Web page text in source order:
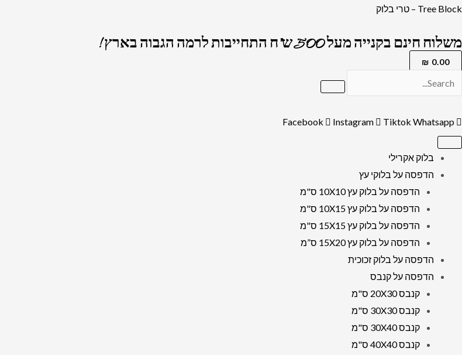
דילוג
Tree Block – טרי בלוק
משלוח חינם בקנייה מעל 500 ש"ח התחייבות לרמה הגבוה בארץ !
0.00
₪
Facebook Instagram Tiktok Whatsapp
בלוק אקרילי
הדפסה על בלוקי עץ
הדפסה על בלוק עץ 10X10 ס"מ
הדפסה על בלוק עץ 10X15 ס"מ
הדפסה על בלוק עץ 15X15 ס"מ
הדפסה על בלוק עץ 15X20 ס”מ
הדפסה על בלוק זכוכית
הדפסה על קנבס
קנבס 20X30 ס"מ
קנבס 30X30 ס"מ
קנבס 30X40 ס"מ
קנבס 40X40 ס"מ
כמות
1399
של
יצחק
להדפסה
על
קנבס
או
זכוכית
מחוסמת